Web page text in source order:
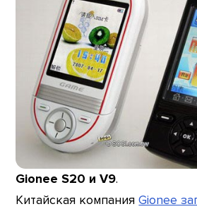
Gionee S20 и V9.
Китайская компанияGionee